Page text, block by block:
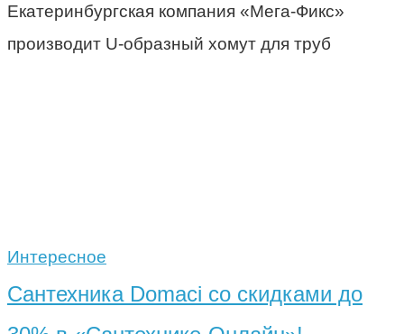
Екатеринбургская компания «Мега-Фикс»
производит U-образный хомут для труб
Интересное
Сантехника Domaci со скидками до